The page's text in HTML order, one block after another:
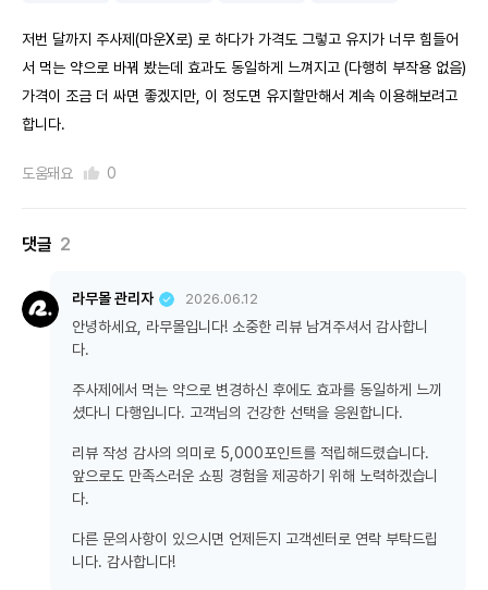
저번 달까지 주사제(마운X로) 로 하다가 가격도 그렇고 유지가 너무 힘들어
서 먹는 약으로 바꿔 봤는데 효과도 동일하게 느껴지고 (다행히 부작용 없음)
가격이 조금 더 싸면 좋겠지만, 이 정도면 유지할만해서 계속 이용해보려고
합니다.
도움돼요 0
댓글 2
라무몰 관리자 2026.06.12
안녕하세요, 라무몰입니다! 소중한 리뷰 남겨주셔서 감사합니
다.
주사제에서 먹는 약으로 변경하신 후에도 효과를 동일하게 느끼
셨다니 다행입니다. 고객님의 건강한 선택을 응원합니다.
리뷰 작성 감사의 의미로 5,000포인트를 적립해드렸습니다.
앞으로도 만족스러운 쇼핑 경험을 제공하기 위해 노력하겠습니
다.
다른 문의사항이 있으시면 언제든지 고객센터로 연락 부탁드립
니다. 감사합니다!